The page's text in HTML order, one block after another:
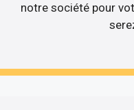
notre société pour